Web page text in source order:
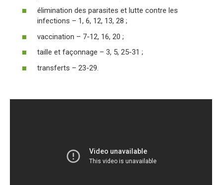
élimination des parasites et lutte contre les
infections – 1, 6, 12, 13, 28 ;
vaccination – 7-12, 16, 20 ;
taille et façonnage – 3, 5, 25-31 ;
transferts – 23-29.